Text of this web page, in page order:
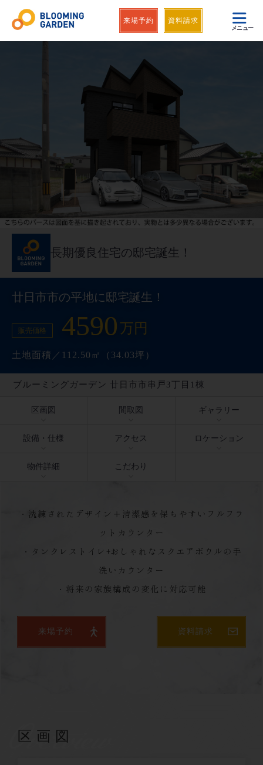
来場予約 資料請求
メニュー
長期優良住宅の邸宅誕生！
廿日市市の平地に邸宅誕生！
販売価格 4590万円
土地面積／112.50㎡（34.03坪）
ブルーミングガーデン 廿日市市串戸3丁目1棟
区画図 間取図 ギャラリー
設備・仕様 アクセス ロケーション
物件詳細 こだわり
・洗練されたデザイン＋清潔感を保ちやすいフルフラ
ットカウンター
・タンクレストイレ+おしゃれなスクエアボウルの手
洗いカウンター
・将来の家族構成の変化に対応可能
来場予約 資料請求
区画図